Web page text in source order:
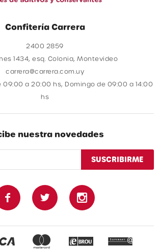
Confitería Carrera
2400 2859
1434, esq. Colonia, Montevideo
carrera@carrera.com.uy
09:00 a 20:00 hs, Domingo de 09:00 a 14:00
hs
nuestra novedades
SUSCRIBIRME
  